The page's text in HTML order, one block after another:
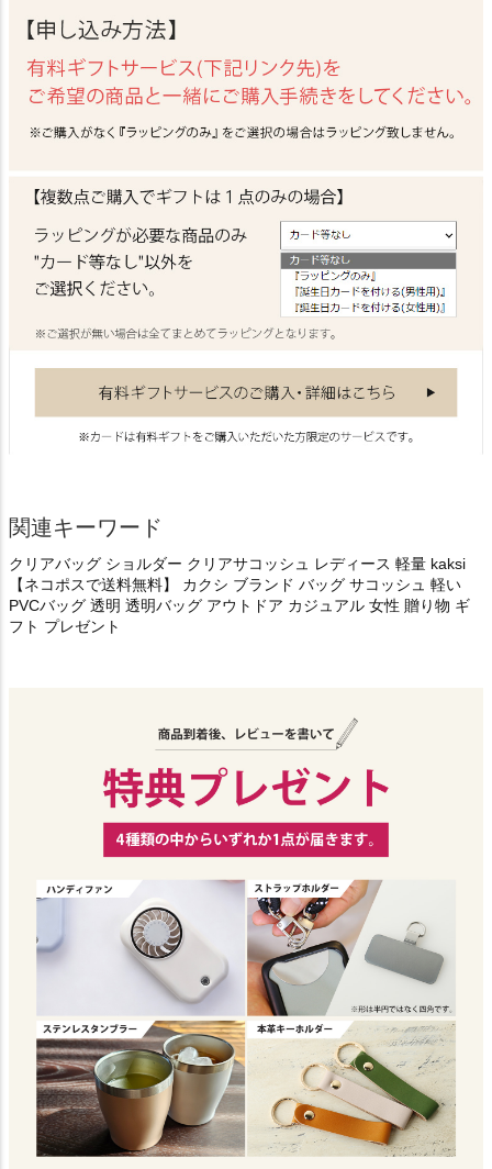
関連キーワード
クリアバッグ ショルダー クリアサコッシュ レディース 軽量 kaksi
【ネコポスで送料無料】 カクシ ブランド バッグ サコッシュ 軽い
PVCバッグ 透明 透明バッグ アウトドア カジュアル 女性 贈り物 ギ
フト プレゼント